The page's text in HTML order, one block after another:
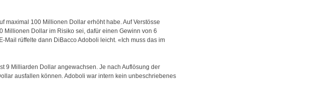
maximal 100 Millionen Dollar erhöht habe. Auf Verstösse
Millionen Dollar im Risiko sei, dafür einen Gewinn von 6
Mail rüffelte dann DiBacco Adoboli leicht. «Ich muss das im
9 Milliarden Dollar angewachsen. Je nach Auflösung der
ausfallen können. Adoboli war intern kein unbeschriebenes